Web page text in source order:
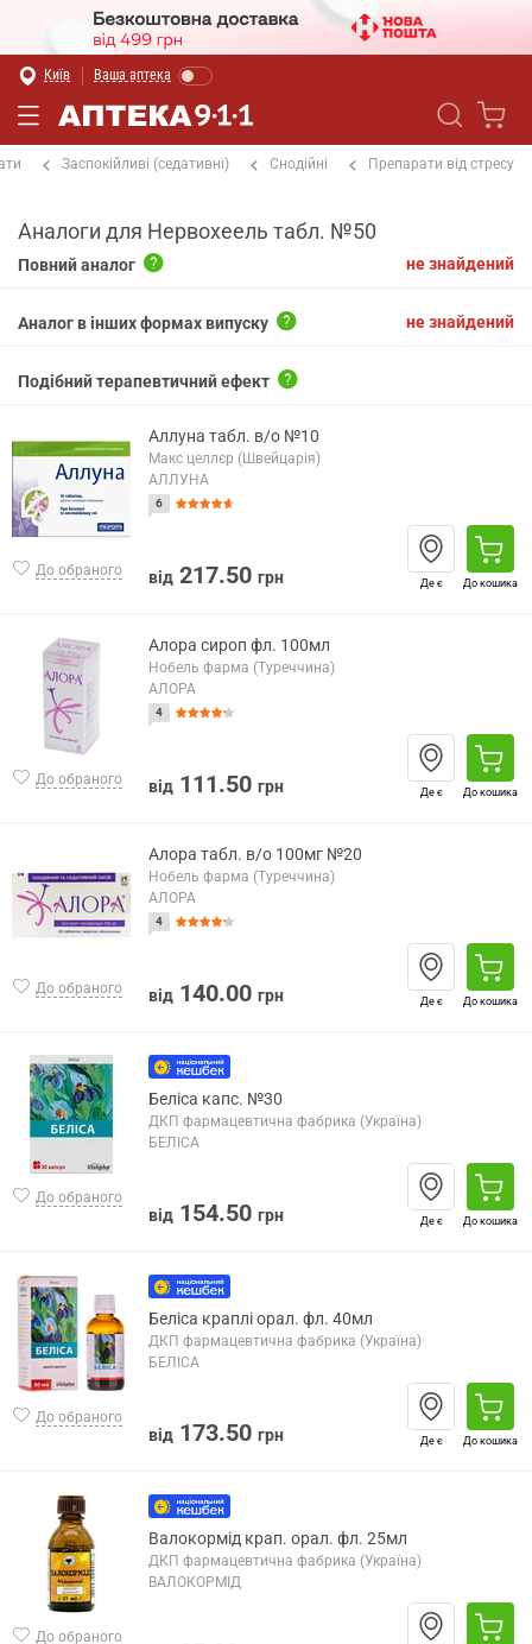
Київ Ваша аптека
Заспокійливі (седативні) Снодійні Препарати від стресу
Аналоги для Нервохеель табл. №50
не знайдений
Повний аналог
не знайдений
Аналог в інших формах випуску
Подібний терапевтичний ефект
До обраного
Аллуна табл. в/о №10
Макс целлєр (Швейцарія)
АЛЛУНА
6
від 217.50 грн Де є До кошика
До обраного
Алора сироп фл. 100мл
Нобель фарма (Туреччина)
АЛОРА
4
від 111.50 грн Де є До кошика
До обраного
Алора табл. в/о 100мг №20
Нобель фарма (Туреччина)
АЛОРА
4
від 140.00 грн Де є До кошика
До обраного
Беліса капс. №30
ДКП фармацевтична фабрика (Україна)
БЕЛІСА
від 154.50 грн Де є До кошика
До обраного
Беліса краплі орал. фл. 40мл
ДКП фармацевтична фабрика (Україна)
БЕЛІСА
від 173.50 грн Де є До кошика
До обраного
Валокормід крап. орал. фл. 25мл
ДКП фармацевтична фабрика (Україна)
ВАЛОКОРМІД